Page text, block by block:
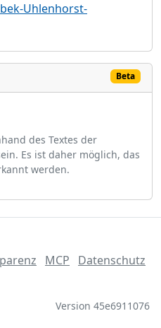
Uhlenhorst-
Beta
des Textes der
Es ist daher möglich, das
werden.
MCP
Datenschutz
Version 45e6911076